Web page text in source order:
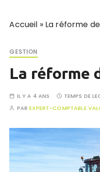
Accueil » La réforme
GESTION
La réforme
IL Y A 4 ANS TEMPS DE
PAREXPERT-COMPTABLE